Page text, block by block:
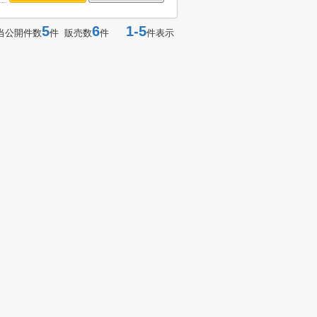
公開件数5件 販売数6件 1-5件表示